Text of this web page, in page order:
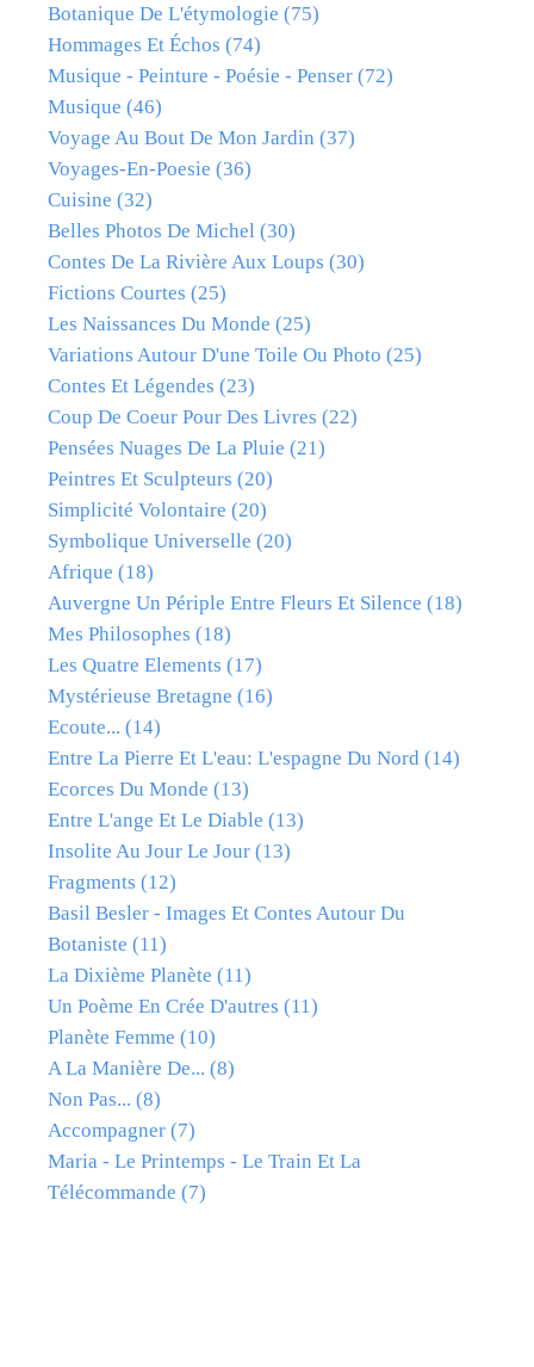
Botanique De L'étymologie (75)
Hommages Et Échos (74)
Musique - Peinture - Poésie - Penser (72)
Musique (46)
Voyage Au Bout De Mon Jardin (37)
Voyages-En-Poesie (36)
Cuisine (32)
Belles Photos De Michel (30)
Contes De La Rivière Aux Loups (30)
Fictions Courtes (25)
Les Naissances Du Monde (25)
Variations Autour D'une Toile Ou Photo (25)
Contes Et Légendes (23)
Coup De Coeur Pour Des Livres (22)
Pensées Nuages De La Pluie (21)
Peintres Et Sculpteurs (20)
Simplicité Volontaire (20)
Symbolique Universelle (20)
Afrique (18)
Auvergne Un Périple Entre Fleurs Et Silence (18)
Mes Philosophes (18)
Les Quatre Elements (17)
Mystérieuse Bretagne (16)
Ecoute... (14)
Entre La Pierre Et L'eau: L'espagne Du Nord (14)
Ecorces Du Monde (13)
Entre L'ange Et Le Diable (13)
Insolite Au Jour Le Jour (13)
Fragments (12)
Basil Besler - Images Et Contes Autour Du
Botaniste (11)
La Dixième Planète (11)
Un Poème En Crée D'autres (11)
Planète Femme (10)
A La Manière De... (8)
Non Pas... (8)
Accompagner (7)
Maria - Le Printemps - Le Train Et La
Télécommande (7)